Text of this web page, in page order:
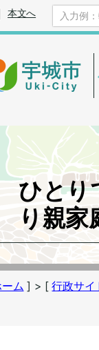
メニューを飛ばし
本文へ
ひとり
り親家
ム ] > [行政サイ